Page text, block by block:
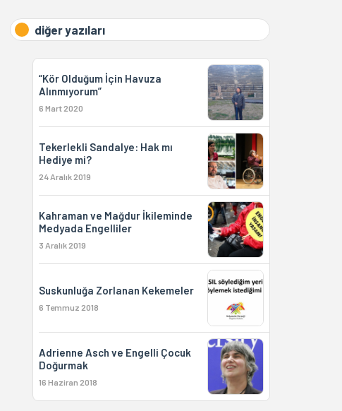
diğer yazıları
“Kör Olduğum İçin Havuza
Alınmıyorum”
6 Mart 2020
Tekerlekli Sandalye: Hak mı
Hediye mi?
24 Aralık 2019
Kahraman ve Mağdur İkileminde
Medyada Engelliler
3 Aralık 2019
Suskunluğa Zorlanan Kekemeler
6 Temmuz 2018
Adrienne Asch ve Engelli Çocuk
Doğurmak
16 Haziran 2018